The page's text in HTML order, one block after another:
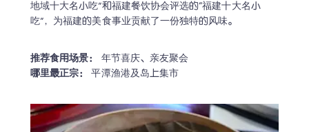
地域十大名小吃”和福建餐饮协会评选的“福建十大名小
吃”，为福建的美食事业贡献了一份独特的风味。
推荐食用场景：
哪里最正宗：
平潭渔港及岛上集市